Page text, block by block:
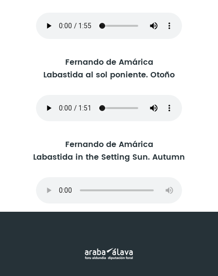
Fernando de Amárica
Labastida al sol poniente. Otoño
Fernando de Amárica
Labastida in the Setting Sun. Autumn